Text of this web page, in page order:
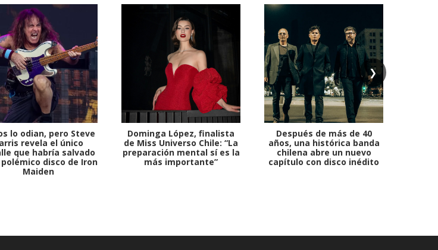
❯
lo odian, pero Steve
revela el único
que habría salvado
disco de Iron
Maiden
Dominga López, finalista
de Miss Universo Chile: “La
preparación mental sí es la
más importante”
Después de más de 40
años, una histórica banda
chilena abre un nuevo
capítulo con disco inédito
1997 — 2026
© PRISA MEDIA CORP SPA.
musical Cadena Ser, España 2026.
CONTACTO COMERCIAL
Aviso legal
de privacidad|
Política de Cookies
Configuración de Cookies
publicitarias Presidenciales 2025